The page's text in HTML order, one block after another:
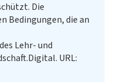
Die
Bedingungen, die an
Lehr- und
URL: